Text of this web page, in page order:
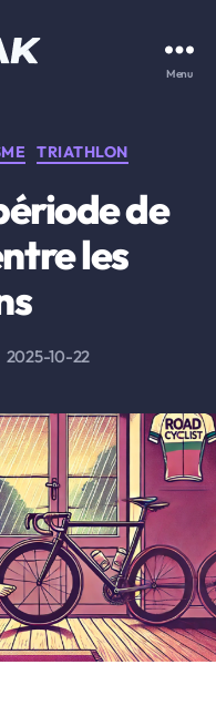
Menu
TRIATHLON
de
les
2025-10-22